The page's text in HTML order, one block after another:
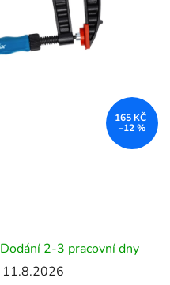
Dodání 2-3 pracovní dny
11.8.2026
165 KČ
–12 %